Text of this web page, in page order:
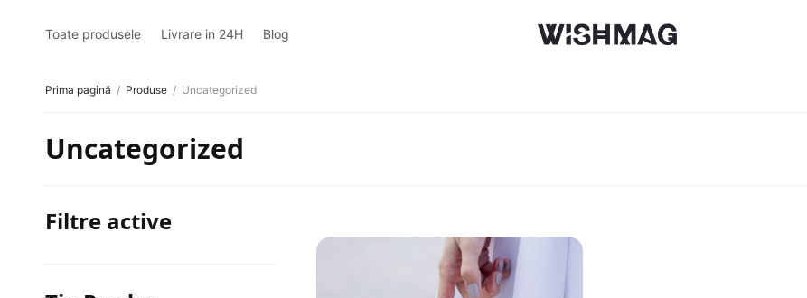
Toate produsele Livrare in 24H Blog
Prima pagină / Produse / Uncategorized
Uncategorized
Filtre active